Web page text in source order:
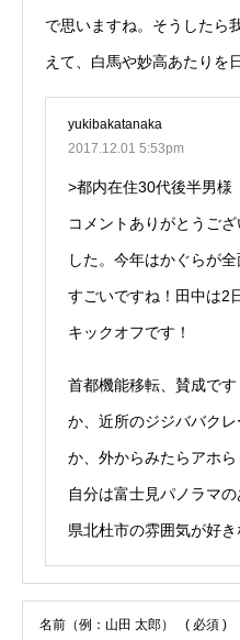
で思いますね。そうしたら
えて、白馬や妙高あたりを
yukibakatanaka
2017.12.01 5:53pm
>都内在住30代後半男様
コメントありがとうご
した。今年はかぐらが
すごいですね！田中は2
キックオフです！
首都機能移転、賛成で
か、近所のジジババク
か、外からみたらアホら
自分は富士見パノラマ
県北杜市の雰囲気が好き
名前（例：山田 太郎） ( 必須 )